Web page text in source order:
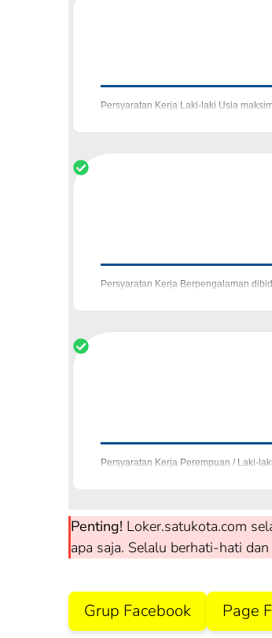
Persyaratan Kerja Laki-laki Usia
Persyaratan Kerja Berpengalaman
Persyaratan Kerja Perempuan / Laki-
Penting! Loker.satukota.com
apa saja. Selalu berhati-hati
Grup Facebook Page